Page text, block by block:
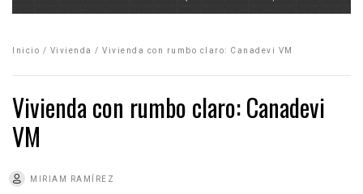
Inicio / Vivienda / Vivienda con rumbo claro: Canadevi VM
Vivienda con rumbo claro: Canadevi
VM
MIRIAM RAMÍREZ